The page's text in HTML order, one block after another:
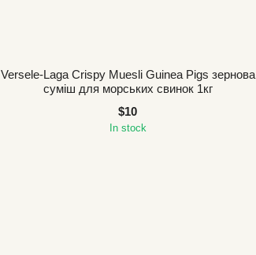
Versele-Laga Crispy Muesli Guinea Pigs зернова
суміш для морських свинок 1кг
$10
In stock